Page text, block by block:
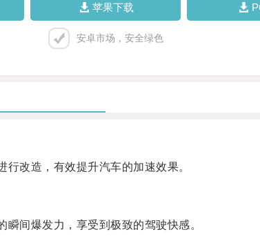
苹果下载
安卓市场，安全绿色
改造，有效提升汽车的加速效果。
间爆发力，享受到极致的驾驶快感。